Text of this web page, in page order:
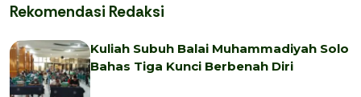
Rekomendasi Redaksi
Kuliah Subuh Balai Muhammadiyah Solo
Bahas Tiga Kunci Berbenah Diri